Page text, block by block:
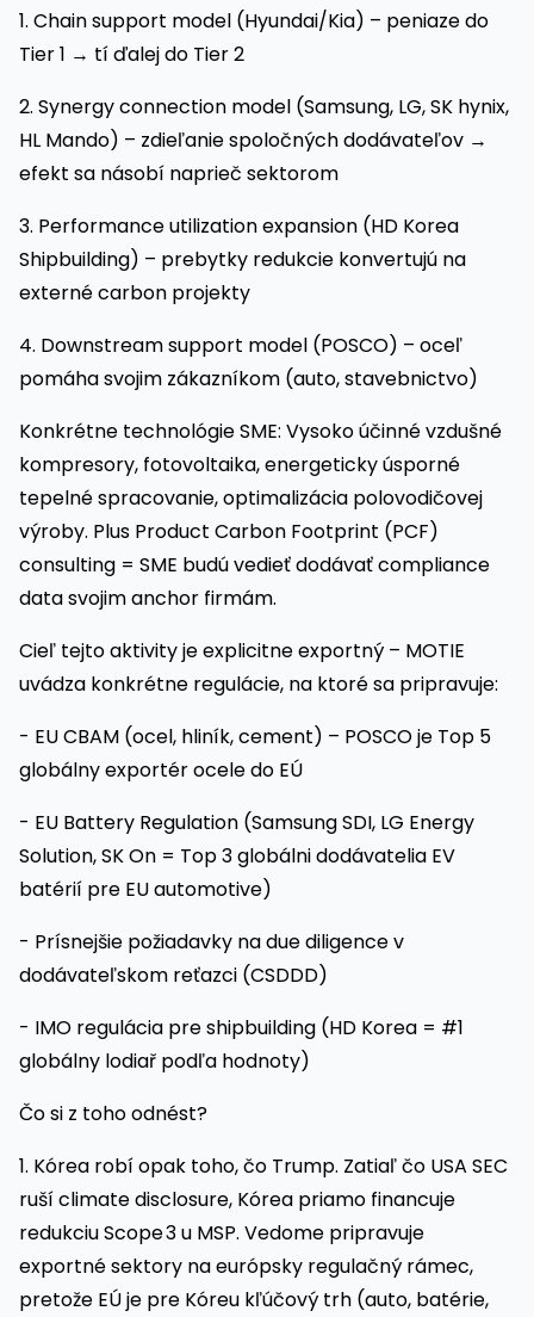
1. Chain support model (Hyundai/Kia) – peniaze do
Tier 1 → tí ďalej do Tier 2
2. Synergy connection model (Samsung, LG, SK hynix,
HL Mando) – zdieľanie spoločných dodávateľov →
efekt sa násobí naprieč sektorom
3. Performance utilization expansion (HD Korea
Shipbuilding) – prebytky redukcie konvertujú na
externé carbon projekty
4. Downstream support model (POSCO) – oceľ
pomáha svojim zákazníkom (auto, stavebnictvo)
Konkrétne technológie SME: Vysoko účinné vzdušné
kompresory, fotovoltaika, energeticky úsporné
tepelné spracovanie, optimalizácia polovodičovej
výroby. Plus Product Carbon Footprint (PCF)
consulting = SME budú vedieť dodávať compliance
data svojim anchor firmám.
Cieľ tejto aktivity je explicitne exportný – MOTIE
uvádza konkrétne regulácie, na ktoré sa pripravuje:
- EU CBAM (ocel, hliník, cement) – POSCO je Top 5
globálny exportér ocele do EÚ
- EU Battery Regulation (Samsung SDI, LG Energy
Solution, SK On = Top 3 globálni dodávatelia EV
batérií pre EU automotive)
- Prísnejšie požiadavky na due diligence v
dodávateľskom reťazci (CSDDD)
- IMO regulácia pre shipbuilding (HD Korea = #1
globálny lodiař podľa hodnoty)
Čo si z toho odnést?
1. Kórea robí opak toho, čo Trump. Zatiaľ čo USA SEC
ruší climate disclosure, Kórea priamo financuje
redukciu Scope 3 u MSP. Vedome pripravuje
exportné sektory na európsky regulačný rámec,
pretože EÚ je pre Kóreu kľúčový trh (auto, batérie,